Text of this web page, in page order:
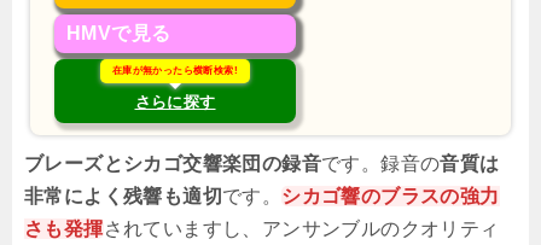
HMVで見る
在庫が無かったら横断検索!
さらに探す
ブレーズとシカゴ交響楽団の録音です。録音の音質は
非常によく残響も適切 です。 シカゴ響のブラスの強力
さも発揮されていますし、アンサンブルのクオリティ